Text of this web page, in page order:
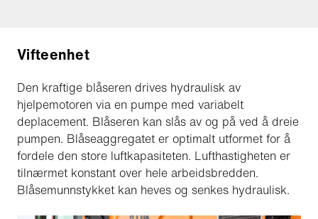
Vifteenhet
Den kraftige blåseren drives hydraulisk av
hjelpemotoren via en pumpe med variabelt
deplacement. Blåseren kan slås av og på ved å dreie
pumpen. Blåseaggregatet er optimalt utformet for å
fordele den store luftkapasiteten. Lufthastigheten er
tilnærmet konstant over hele arbeidsbredden.
Blåsemunnstykket kan heves og senkes hydraulisk.